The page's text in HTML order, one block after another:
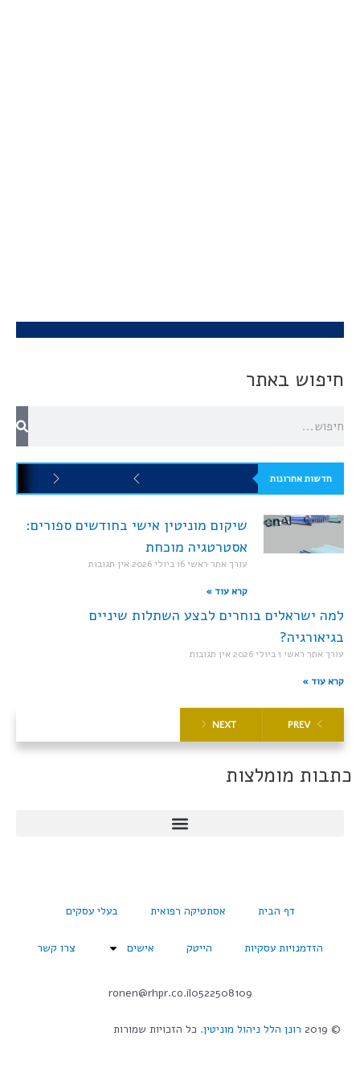
חיפוש באתר
חדשות אחרונות
שיקום מוניטין אישי בחודשים ספורים:
אסטרטגיה מוכחת
עורך אתר ראשי16 ביולי 2026 אין תגובות
קרא עוד »
למה ישראלים בוחרים לבצע השתלות שיניים
בגיאורגיה?
עורך אתר ראשי 1 ביולי 2026 אין תגובות
קרא עוד »
PREV
NEXT
כתבות מומלצות
דף הבית אסתטיקה רפואית בעלי עסקים
הזדמנויות עסקיות הייטק אישים צרו קשר
© 2019 רונן הלל ניהול מוניטין. כל הזכויות שמורות
0522508109
ronen@rhpr.co.il